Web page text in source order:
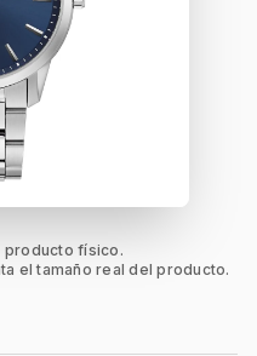
producto físico.
el tamaño real del producto.